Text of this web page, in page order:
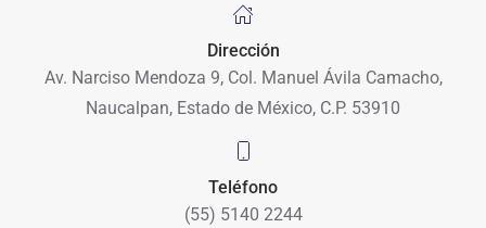
Dirección
Av. Narciso Mendoza 9, Col. Manuel Ávila Camacho,
Naucalpan, Estado de México, C.P. 53910
Teléfono
(55) 5140 2244